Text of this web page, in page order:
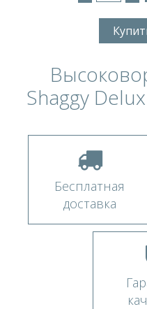
Shaggy
Бесплатная
доставка